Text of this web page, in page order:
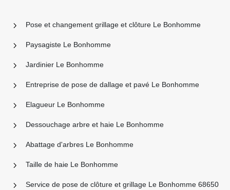
Pose et changement grillage et clôture Le Bonhomme
Paysagiste Le Bonhomme
Jardinier Le Bonhomme
Entreprise de pose de dallage et pavé Le Bonhomme
Elagueur Le Bonhomme
Dessouchage arbre et haie Le Bonhomme
Abattage d'arbres Le Bonhomme
Taille de haie Le Bonhomme
Service de pose de clôture et grillage Le Bonhomme 68650